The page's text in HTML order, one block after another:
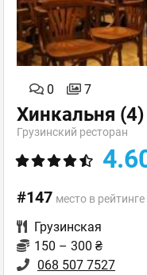
0 7
Хинкальня (4)
Грузинский ресторан
#147 место в
Грузинская
150 – 300 ₴
068 507 7527